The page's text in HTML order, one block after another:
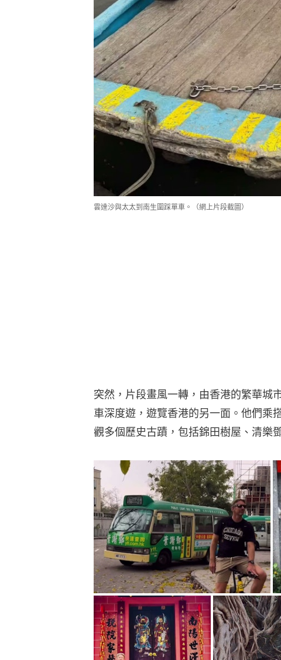
雲達沙與太太到南生圍踩單車。（網上片段截圖）
突然，片段畫風一轉，由香港的繁華城
車深度遊，遊覽香港的另一面。他們乘
觀多個歷史古蹟，包括錦田樹屋、清樂